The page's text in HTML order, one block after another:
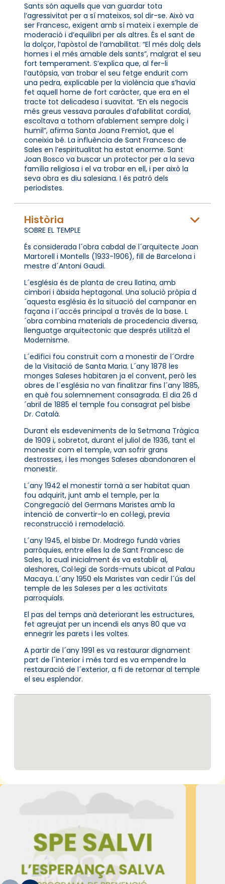
Sants són aquells que van guardar tota
l’agressivitat per a sí mateixos, sol dir-se. Això va
ser Francesc, exigent amb sí mateix i exemple de
moderació i d’equilibri per als altres. És el sant de
la dolçor, l’apòstol de l’amabilitat. “El més dolç dels
homes i el més amable dels sants”, malgrat el seu
fort temperament. S’explica que, al fer-li
l’autòpsia, van trobar el seu fetge endurit com
una pedra, explicable per la violència que s’havia
fet aquell home de fort caràcter, que era en el
tracte tot delicadesa i suavitat. “En els negocis
més greus vessava paraules d’afabilitat cordial,
escoltava a tothom afablement sempre dolç i
humil”, afirma Santa Joana Fremiot, que el
coneixia bé. La influència de Sant Francesc de
Sales en l’espiritualitat ha estat enorme. Sant
Joan Bosco va buscar un protector per a la seva
família religiosa i el va trobar en ell, i per això la
seva obra es diu salesiana. I és patró dels
periodistes.
Història
SOBRE EL TEMPLE
És considerada l´obra cabdal de l´arquitecte Joan
Martorell i Montells (1933-1906), fill de Barcelona i
mestre d´Antoni Gaudi.
L´església és de planta de creu llatina, amb
cimbori i àbsida heptagonal. Una soluciò pròpia d
´aquesta església és la situació del campanar en
façana i l´accés principal a través de la base. L
´obra combina materials de procedencia diversa,
llenguatge arquitectonic que després utilitzà el
Modernisme.
L´edifici fou construït com a monestir de l´Ordre
de la Visitació de Santa Maria. L´any 1878 les
monges Saleses habitaren ja el convent, però les
obres de l´església no van finalitzar fins l´any 1885,
en què fou solemnement consagrada. El dia 26 d
´abril de 1885 el temple fou consagrat pel bisbe
Dr. Català.
Durant els esdeveniments de la Setmana Tràgica
de 1909 i, sobretot, durant el juliol de 1936, tant el
monestir com el temple, van sofrir grans
destrosses, i les monges Saleses abandonaren el
monestir.
L´any 1942 el monestir tornà a ser habitat quan
fou adquirit, junt amb el temple, per la
Congregació del Germans Maristes amb la
intenció de convertir-lo en col·legi, previa
reconstrucció i remodelació.
L´any 1945, el bisbe Dr. Modrego fundà vàries
parròquies, entre elles la de Sant Francesc de
Sales, la cual inicialment és va establir al,
aleshores, Col·legi de Sords-muts ubicat al Palau
Macaya. L´any 1950 els Maristes van cedir l´ús del
temple de les Saleses per a les activitats
parroquials.
El pas del temps anà deteriorant les estructures,
fet agreujat per un incendi els anys 80 que va
ennegrir les parets i les voltes.
A partir de l´any 1991 es va restaurar dignament
part de l´interior i més tard es va empendre la
restauració de l´exterior, a fi de retornar al temple
el seu esplendor.